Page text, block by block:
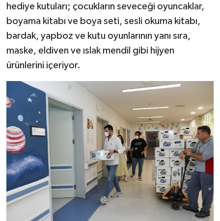
hediye kutuları; çocukların seveceği oyuncaklar,
boyama kitabı ve boya seti, sesli okuma kitabı,
bardak, yapboz ve kutu oyunlarının yanı sıra,
maske, eldiven ve ıslak mendil gibi hijyen
ürünlerini içeriyor.